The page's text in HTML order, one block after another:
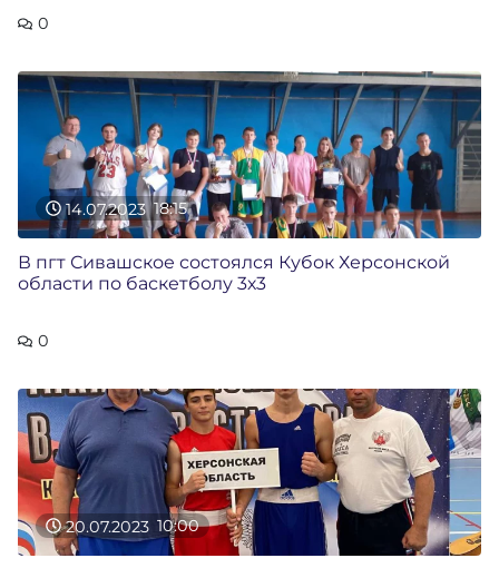
0
14.07.2023 18:15
В пгт Сивашское состоялся Кубок Херсонской
области по баскетболу 3х3
0
20.07.2023 10:00